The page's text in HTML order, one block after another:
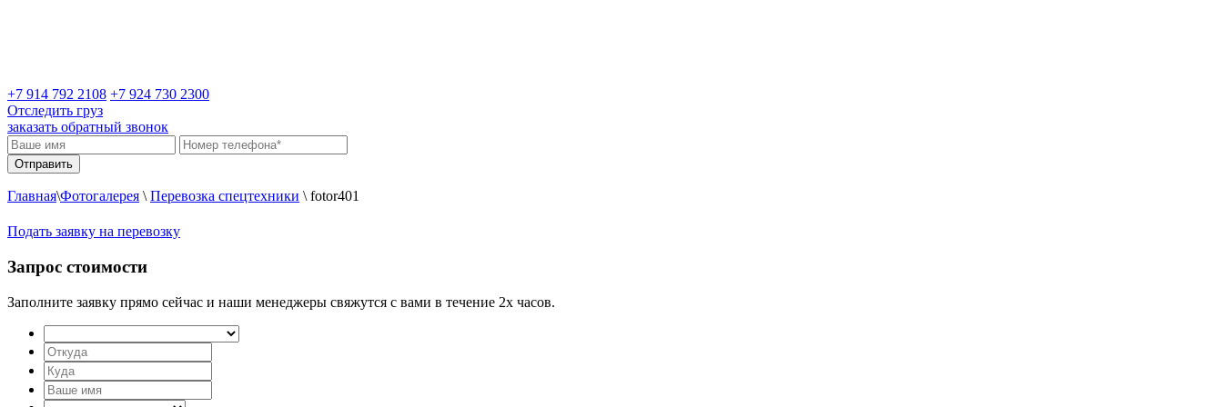
+7 914 792 2108 +7 924 730 2300
Отследить груз
заказать обратный звонок
Главная\Фотогалерея \ Перевозка спецтехники \ fotor401
Подать заявку на перевозку
Запрос стоимости
Заполните заявку прямо сейчас и наши менеджеры свяжутся с вами в течение 2х часов.